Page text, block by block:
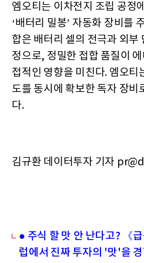
엠오티는 이차전지 조립 공정
‘배터리 밀봉’ 자동화 장비를
합은 배터리 셀의 전극과 외부
정으로, 정밀한 접합 품질이
접적인 영향을 미친다. 엠오티
도를 동시에 확보한 독자 장비
다.
김규환 데이터투자 기자
● 주식 할 맛 안 난다고? 《
럽에서 진짜 투자의 '맛'을